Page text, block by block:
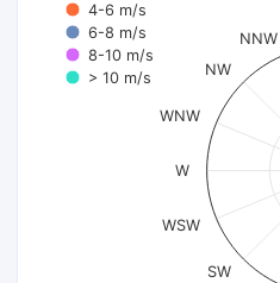
4-6 m/s
6-8 m/s
8-10 m/s
> 10 m/s
SW
WSW
W
WNW
NW
NNW